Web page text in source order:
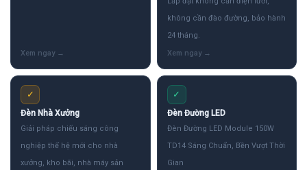
không cần đào đường, bảo hành
24 tháng.
✓
Đèn Nhà Xưởng
Giải pháp chiếu sáng công
nghiệp thế hệ mới cho nhà
xưởng, kho bãi, nhà máy sản
✓
Đèn Đường LED
Đèn Đường LED Module 150W
TD14 Sáng Chuẩn, Bền Vượt Thời
Gian